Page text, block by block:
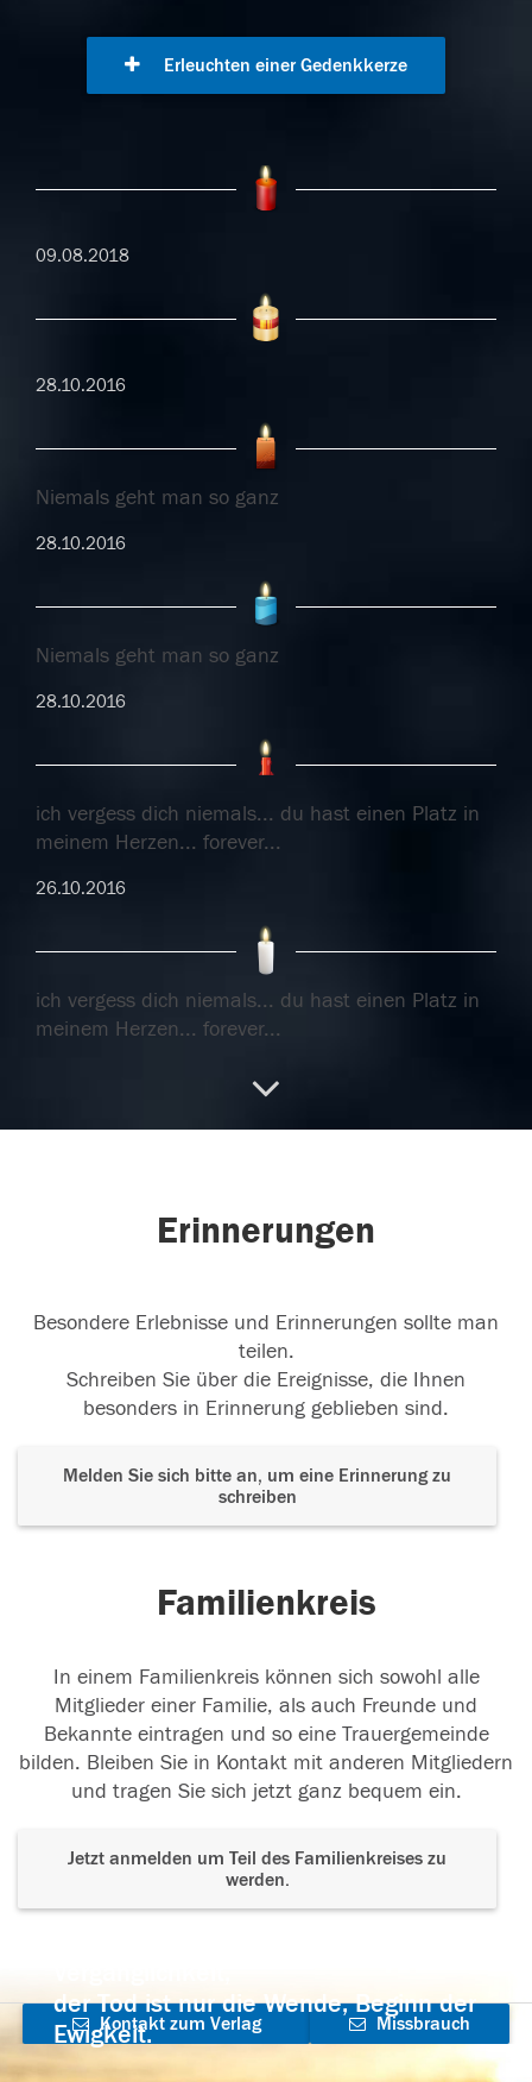
Erleuchten einer Gedenkkerze
09.08.2018
28.10.2016
Niemals geht man so ganz
28.10.2016
Niemals geht man so ganz
28.10.2016
ich vergess dich niemals... du hast einen Platz in
meinem Herzen... forever...
26.10.2016
ich vergess dich niemals... du hast einen Platz in
meinem Herzen... forever...
25.10.2016
Erinnerungen
Besondere Erlebnisse und Erinnerungen sollte man
teilen.
Schreiben Sie über die Ereignisse, die Ihnen
besonders in Erinnerung geblieben sind.
Melden Sie sich bitte an, um eine Erinnerung zu
schreiben
Familienkreis
In einem Familienkreis können sich sowohl alle
Mitglieder einer Familie, als auch Freunde und
Bekannte eintragen und so eine Trauergemeinde
bilden. Bleiben Sie in Kontakt mit anderen Mitgliedern
und tragen Sie sich jetzt ganz bequem ein.
Jetzt anmelden um Teil des Familienkreises zu
werden.
der Tod ist nur die Wende, Beginn der
Ewigkeit.
Kontakt zum Verlag
aufnehmen
Missbrauch